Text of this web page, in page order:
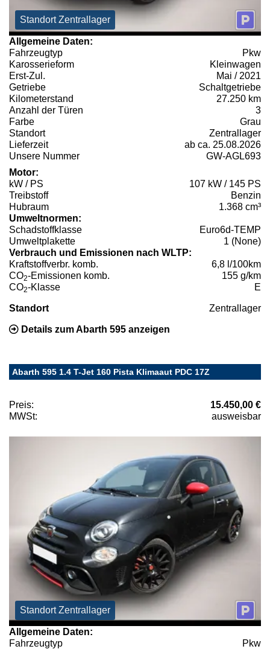
Standort Zentrallager
Allgemeine Daten:
Fahrzeugtyp
Pkw
Karosserieform
Kleinwagen
Erst-Zul.
Mai / 2021
Getriebe
Schaltgetriebe
Kilometerstand
27.250 km
Anzahl der Türen
3
Farbe
Grau
Standort
Zentrallager
Lieferzeit
ab ca. 25.08.2026
Unsere Nummer
GW-AGL693
Motor:
kW / PS
107 kW / 145 PS
Treibstoff
Benzin
Hubraum
1.368 cm³
Umweltnormen:
Schadstoffklasse
Euro6d-TEMP
Umweltplakette
1 (None)
Verbrauch und Emissionen nach WLTP:
Kraftstoffverbr. komb.
6,8 l/100km
CO2-Emissionen komb.
155 g/km
CO2-Klasse E
Standort Zentrallager
Details zum Abarth 595 anzeigen
Abarth 595 1.4 T-Jet 160 Pista Klimaaut PDC 17Z
Preis:
15.450,00 €
MWSt:
ausweisbar
Standort Zentrallager
Allgemeine Daten:
Fahrzeugtyp
Pkw